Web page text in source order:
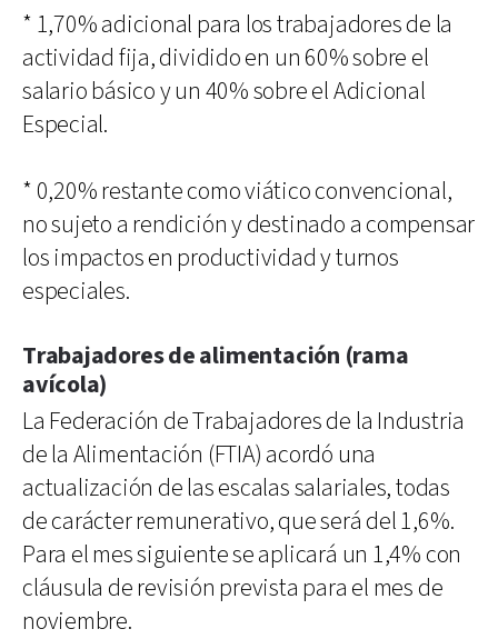
* 1,70% adicional para los trabajadores de la
actividad fija, dividido en un 60% sobre el
salario básico y un 40% sobre el Adicional
Especial.
* 0,20% restante como viático convencional,
no sujeto a rendición y destinado a compensar
los impactos en productividad y turnos
especiales.
Trabajadores de alimentación (rama
avícola)
La Federación de Trabajadores de la Industria
de la Alimentación (FTIA) acordó una
actualización de las escalas salariales, todas
de carácter remunerativo, que será del 1,6%.
Para el mes siguiente se aplicará un 1,4% con
cláusula de revisión prevista para el mes de
noviembre.